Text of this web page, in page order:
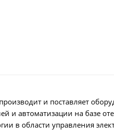
и поставляет
и автоматизации на базе
в области управления